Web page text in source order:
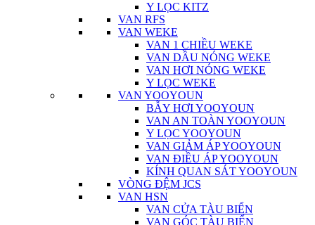
Y LỌC KITZ
VAN RFS
VAN WEKE
VAN 1 CHIỀU WEKE
VAN DẦU NÓNG WEKE
VAN HƠI NÓNG WEKE
Y LỌC WEKE
VAN YOOYOUN
BẪY HƠI YOOYOUN
VAN AN TOÀN YOOYOUN
Y LỌC YOOYOUN
VAN GIẢM ÁP YOOYOUN
VAN ĐIỀU ÁP YOOYOUN
KÍNH QUAN SÁT YOOYOUN
VÒNG ĐỆM JCS
VAN HSN
VAN CỬA TÀU BIỂN
VAN GÓC TÀU BIỂN